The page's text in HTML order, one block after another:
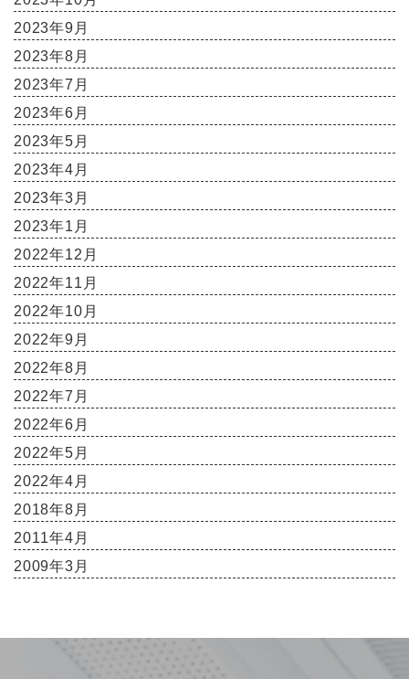
2023年9月
2023年8月
2023年7月
2023年6月
2023年5月
2023年4月
2023年3月
2023年1月
2022年12月
2022年11月
2022年10月
2022年9月
2022年8月
2022年7月
2022年6月
2022年5月
2022年4月
2018年8月
2011年4月
2009年3月